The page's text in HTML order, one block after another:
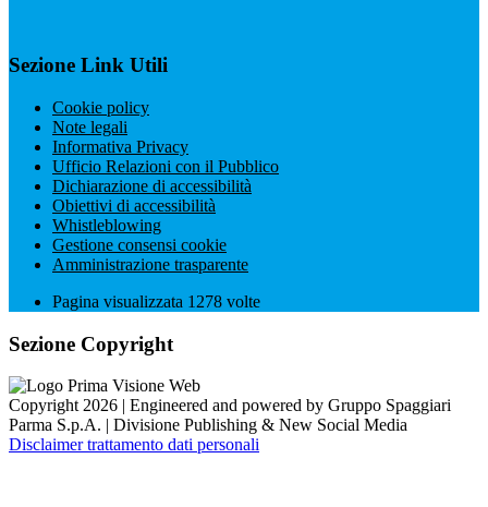
Sezione Link Utili
Cookie policy
Note legali
Informativa Privacy
Ufficio Relazioni con il Pubblico
Dichiarazione di accessibilità
Obiettivi di accessibilità
Whistleblowing
Gestione consensi cookie
Amministrazione trasparente
Pagina visualizzata 1278 volte
Sezione Copyright
Copyright 2026 | Engineered and powered by Gruppo Spaggiari
Parma S.p.A. | Divisione Publishing & New Social Media
Disclaimer trattamento dati personali